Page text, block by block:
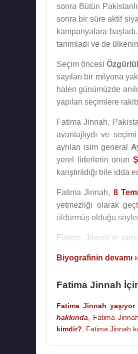
sonra Bütün
sonra bir süre aktif
kampanyalara
tanımladı ve de
Seçim öncesi
sayıları bir milyona
halen günümüzde
yapılan seçimlere
Fatima Jinnah,
avantajlıydı ve
ayrılan isim general
yerel liderlerin onun
karıştırıldığı bile
Fatima Jinnah, 8
yetmezliği olarak
öldürmüş olduğu
Fatima Jinnah’ın
Biyografinin devamı
Fatima Jinnah
Fatima Jinnah yaşıyor
hakkında
Fatima
kimdir?
Fatima Jinnah